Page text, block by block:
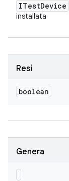
ITestDevice
installata
Resi
boolean
Genera